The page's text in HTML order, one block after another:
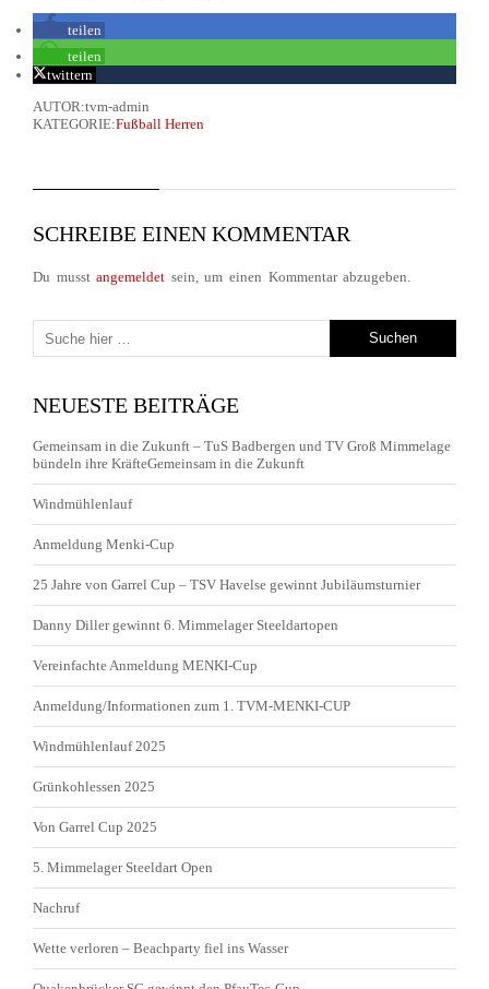
teilen
teilen
twittern
AUTOR:tvm-admin
KATEGORIE:Fußball Herren
SCHREIBE EINEN KOMMENTAR
Du musstangemeldet sein, um einen Kommentar abzugeben.
NEUESTE BEITRÄGE
Gemeinsam in die Zukunft – TuS Badbergen und TV Groß Mimmelage
bündeln ihre KräfteGemeinsam in die Zukunft
Windmühlenlauf
Anmeldung Menki-Cup
25 Jahre von Garrel Cup – TSV Havelse gewinnt Jubiläumsturnier
Danny Diller gewinnt 6. Mimmelager Steeldartopen
Vereinfachte Anmeldung MENKI-Cup
Anmeldung/Informationen zum 1. TVM-MENKI-CUP
Windmühlenlauf 2025
Grünkohlessen 2025
Von Garrel Cup 2025
5. Mimmelager Steeldart Open
Nachruf
Wette verloren – Beachparty fiel ins Wasser